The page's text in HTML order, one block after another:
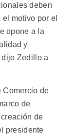
deben
motivo por el
opone a la
y
Zedillo a
Comercio de
de
de
presidente